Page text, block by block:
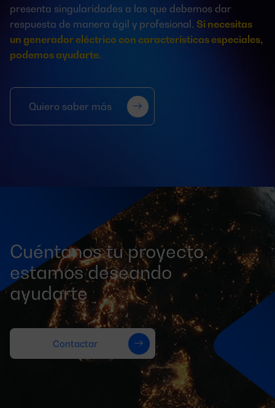
presenta singularidades a las que debemos dar
respuesta de manera ágil y profesional. Si necesitas
un generador eléctrico con características especiales,
podemos ayudarte.
Quiero saber más
Cuéntanos tu proyecto,
estamos deseando
ayudarte
Contactar